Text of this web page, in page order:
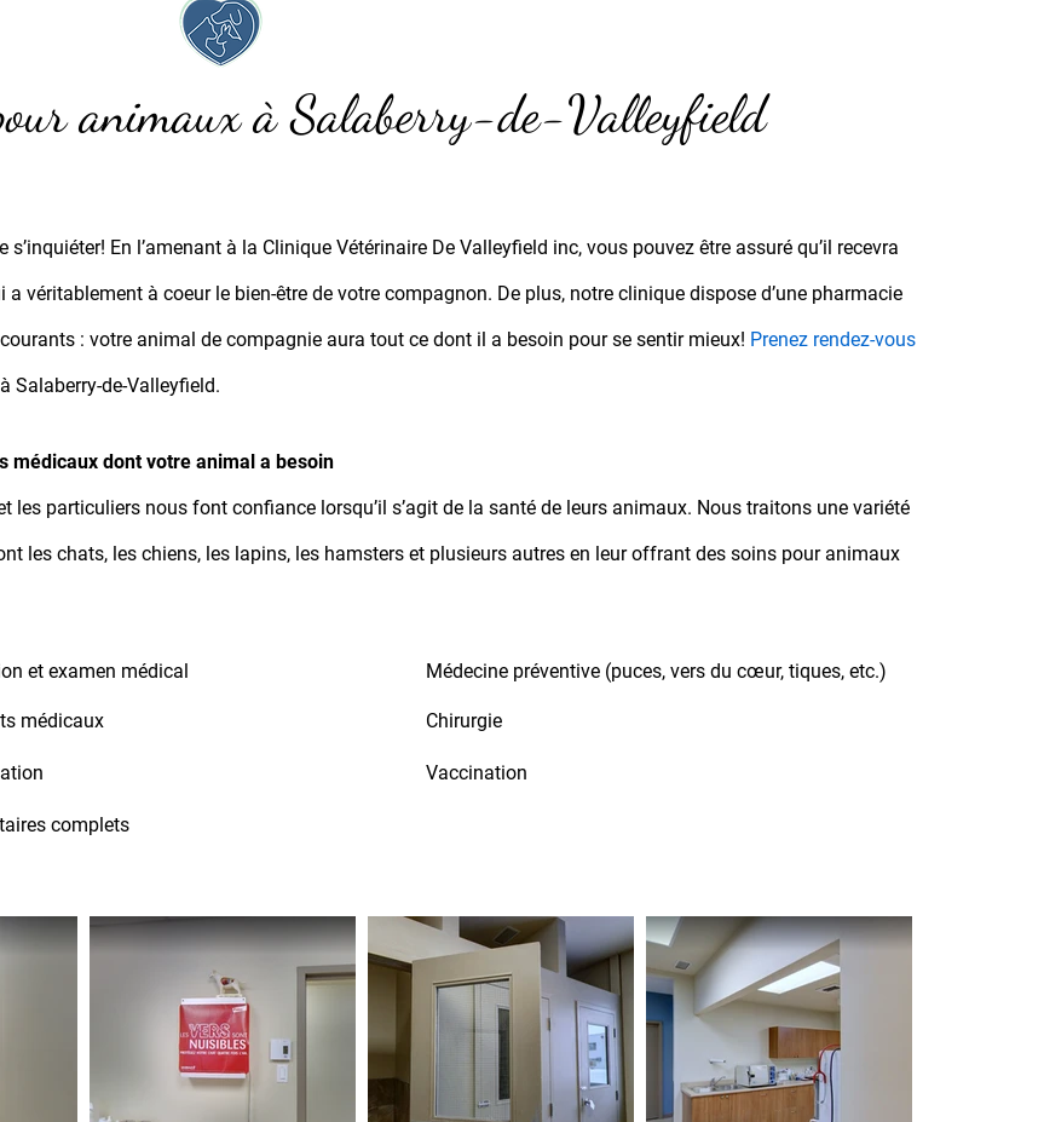
animaux à Salaberry-de-Valleyfield
En l’amenant à la Clinique Vétérinaire De Valleyfield inc, vous pouvez être assuré qu’il recevra
véritablement à coeur le bien-être de votre compagnon. De plus, notre clinique dispose d’une pharmacie
: votre animal de compagnie aura tout ce dont il a besoin pour se sentir mieux! Prenez rendez-vous
Salaberry-de-Valleyfield.
médicaux dont votre animal a besoin
les particuliers nous font confiance lorsqu’il s’agit de la santé de leurs animaux. Nous traitons une variété
les chats, les chiens, les lapins, les hamsters et plusieurs autres en leur offrant des soins pour animaux
et examen médical Médecine préventive (puces, vers du cœur, tiques, etc.)
médicaux Chirurgie
Vaccination
complets